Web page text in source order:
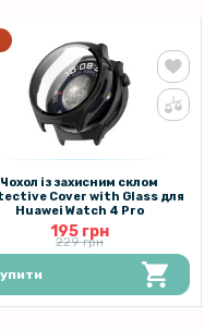
Чохол із захисним склом
Cover with Glass для
Huawei Watch 4 Pro
195 грн
229 грн